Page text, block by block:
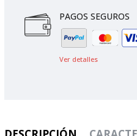
PAGOS SEGUROS
Ver detalles